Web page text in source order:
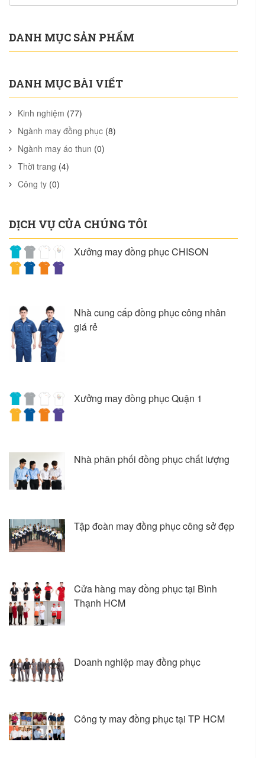
DANH MỤC SẢN PHẨM
DANH MỤC BÀI VIẾT
Kinh nghiệm (77)
Ngành may đồng phục (8)
Ngành may áo thun (0)
Thời trang (4)
Công ty (0)
DỊCH VỤ CỦA CHÚNG TÔI
Xưởng may đồng phục CHISON
Nhà cung cấp đồng phục công nhân
giá rẻ
Xưởng may đồng phục Quận 1
Nhà phân phối đồng phục chất lượng
Tập đoàn may đồng phục công sở đẹp
Cửa hàng may đồng phục tại Bình
Thạnh HCM
Doanh nghiệp may đồng phục
Công ty may đồng phục tại TP HCM